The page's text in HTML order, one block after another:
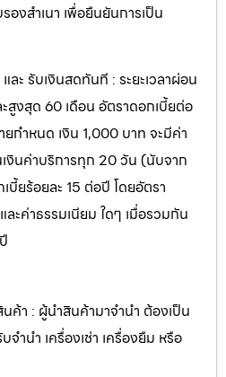
องสำเนา เพื่อยืนยันการเป็น
ะ รับเงินสดทันที : ระยะเวลาผ่อน
สูงสุด 60 เดือน อัตราดอกเบี้ยต่อ
กำหนด เงิน 1,000 บาท จะมีค่า
งินค่าบริการทุก 20 วัน (นับจาก
ยร้อยละ 15 ต่อปี โดยอัตรา
ะค่าธรรมเนียม ใดๆ เมื่อรวมกัน
ค้า : ผู้นำสินค้ามาจำนำ ต้องเป็น
จำนำ เครื่องเช่า เครื่องยืม หรือ